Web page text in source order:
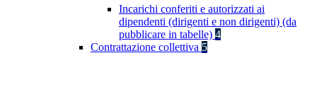
Incarichi conferiti e autorizzati ai
dipendenti (dirigenti e non dirigenti) (da
pubblicare in tabelle) 4
Contrattazione collettiva 5